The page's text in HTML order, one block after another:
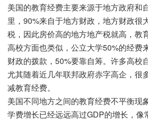
美国的教育经费主要来源于地方政府和
里，90%来自于地方财政，地方财政很
税，因此房价高的地方地产税就高，教
高校方面也类似，公立大学50%的经费
财政的拨款，50%要靠自筹。许多高校
尤其随着近几年联邦政府赤字高企，很
减教育经费。
美国不同地方之间的教育经费不平衡现
学费增长已经远远高过GDP的增长，像